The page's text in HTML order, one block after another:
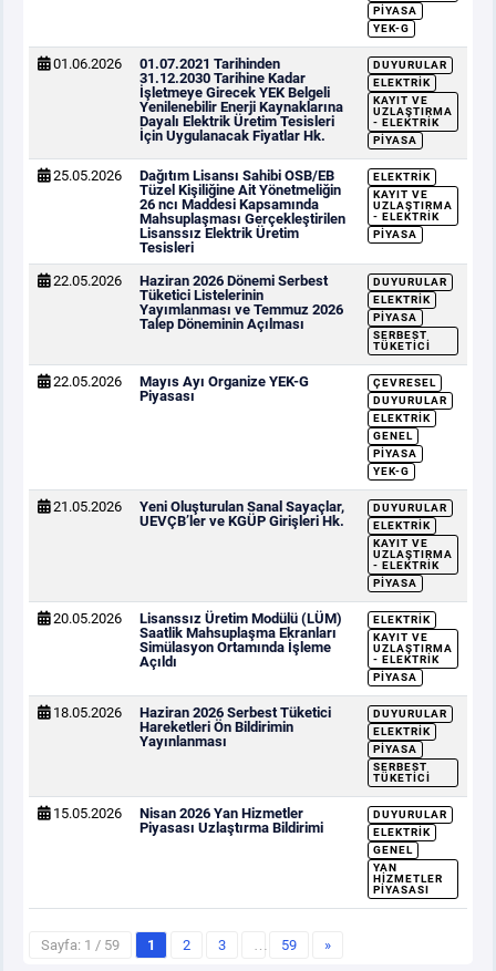
PIYASA
YEK-G
01.06.2026
01.07.2021 Tarihinden
31.12.2030 Tarihine Kadar
İşletmeye Girecek YEK Belgeli
Yenilenebilir Enerji Kaynaklarına
Dayalı Elektrik Üretim Tesisleri
İçin Uygulanacak Fiyatlar Hk.
DUYURULAR
ELEKTRIK
KAYIT VE
UZLAŞTIRMA
- ELEKTRIK
PIYASA
25.05.2026
Dağıtım Lisansı Sahibi OSB/EB
Tüzel Kişiliğine Ait Yönetmeliğin
26 ncı Maddesi Kapsamında
Mahsuplaşması Gerçekleştirilen
Lisanssız Elektrik Üretim
Tesisleri
ELEKTRIK
KAYIT VE
UZLAŞTIRMA
- ELEKTRIK
PIYASA
22.05.2026
Haziran 2026 Dönemi Serbest
Tüketici Listelerinin
Yayımlanması ve Temmuz 2026
Talep Döneminin Açılması
DUYURULAR
ELEKTRIK
PIYASA
SERBEST
TÜKETICI
22.05.2026
Mayıs Ayı Organize YEK-G
Piyasası
ÇEVRESEL
DUYURULAR
ELEKTRIK
GENEL
PIYASA
YEK-G
21.05.2026
Yeni Oluşturulan Sanal Sayaçlar,
UEVÇB’ler ve KGÜP Girişleri Hk.
DUYURULAR
ELEKTRIK
KAYIT VE
UZLAŞTIRMA
- ELEKTRIK
PIYASA
20.05.2026
Lisanssız Üretim Modülü (LÜM)
Saatlik Mahsuplaşma Ekranları
Simülasyon Ortamında İşleme
Açıldı
ELEKTRIK
KAYIT VE
UZLAŞTIRMA
- ELEKTRIK
PIYASA
18.05.2026
Haziran 2026 Serbest Tüketici
Hareketleri Ön Bildirimin
Yayınlanması
DUYURULAR
ELEKTRIK
PIYASA
SERBEST
TÜKETICI
15.05.2026
Nisan 2026 Yan Hizmetler
Piyasası Uzlaştırma Bildirimi
DUYURULAR
ELEKTRIK
GENEL
YAN
HIZMETLER
PIYASASI
Sayfa: 1 / 59 1 2 3 59 »